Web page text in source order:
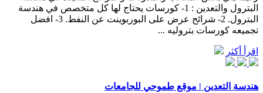
البترول والتعدين : 1- كورسات يحتاج لها كل متخصص في هندسة
البترول. 2- شرائح عرض على البوربوينت عن النفط. 3- افضل
تجميعه كورسات بتروليه ...
اقرأ أكثر
هندسة التعدين | موقع طموحي للجامعات